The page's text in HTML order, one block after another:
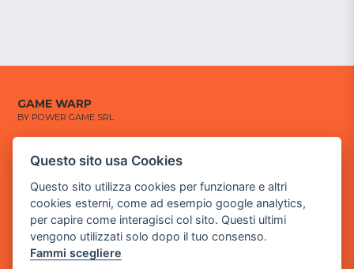
GAME WARP
BY POWER GAME SRL
Sede Legale
via Villaggio dei Platani, 3
- 25014 Castenedolo, Brescia
Sede Operativa
via Industriale, 2 - 25082 Botticino, BS
Partita iva 03308130982
Questo sito usa Cookies
Questo sito utilizza cookies per funzionare e altri
cookies esterni, come ad esempio google analytics,
per capire come interagisci col sito. Questi ultimi
vengono utilizzati solo dopo il tuo consenso.
Fammi scegliere